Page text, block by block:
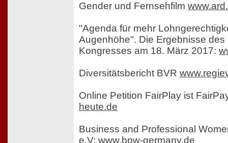
Gender und Fernsehfilm
"Agenda für mehr
Augenhöhe". Die Ergebnisse des
Kongresses am 18. März 2017:
Diversitätsbericht BVR
Online Petition FairPlay ist
heute.de
Business and Professional
e.V: www.bpw-germany.de